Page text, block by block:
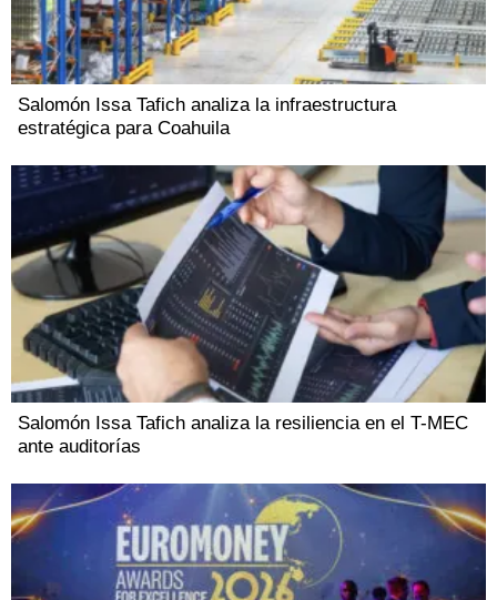
Salomón Issa Tafich analiza la infraestructura
estratégica para Coahuila
Salomón Issa Tafich analiza la resiliencia en el T-MEC
ante auditorías